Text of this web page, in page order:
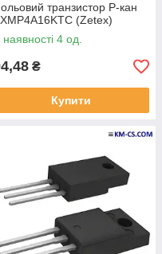
транзистор P-кан
(Zetex)
наявності 4 од.
₴
Купити